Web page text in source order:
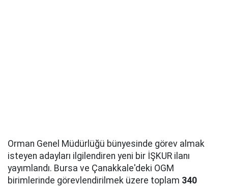
Orman Genel Müdürlüğü bünyesinde görev almak
isteyen adayları ilgilendiren yeni bir İŞKUR ilanı
yayımlandı. Bursa ve Çanakkale'deki OGM
birimlerinde görevlendirilmek üzere toplam 340